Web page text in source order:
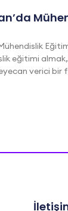
eğitimi
verici bir